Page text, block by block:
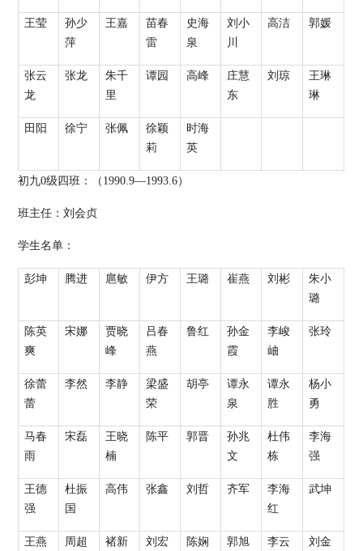
王莹
孙少
萍
王嘉
苗春
雷
史海
泉
刘小
川
高洁 郭媛
张云
龙
张龙
朱千
里
谭园 高峰
庄慧
东
刘琼
王琳
琳
田阳 徐宁 张佩
徐颖
莉
时海
英
初九0级四班：（ 1990.9—1993.6）
班主任：刘会贞
学生名单：
彭坤 腾进 扈敏 伊方 王璐 崔燕 刘彬
朱小
璐
陈英
爽
宋娜
贾晓
峰
吕春
燕
鲁红
孙金
霞
李峻
岫
张玲
徐蕾
蕾
李然 李静
梁盛
荣
胡亭
谭永
泉
谭永
胜
杨小
勇
马春
雨
宋磊
王晓
楠
陈平 郭晋
孙兆
文
杜伟
栋
李海
强
王德
强
杜振
国
高伟 张鑫 刘哲 齐军
李海
红
武坤
王燕 周超
褚新
刘宏
陈娴
郭旭
李云
刘金